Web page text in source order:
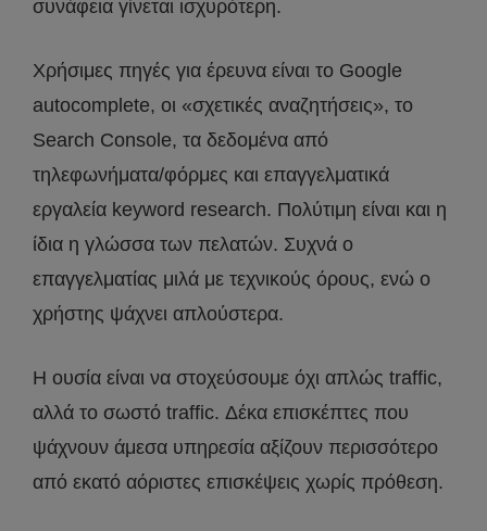
συνάφεια γίνεται ισχυρότερη.
Χρήσιμες πηγές για έρευνα είναι το Google
autocomplete, οι «σχετικές αναζητήσεις», το
Search Console, τα δεδομένα από
τηλεφωνήματα/φόρμες και επαγγελματικά
εργαλεία keyword research. Πολύτιμη είναι και η
ίδια η γλώσσα των πελατών. Συχνά ο
επαγγελματίας μιλά με τεχνικούς όρους, ενώ ο
χρήστης ψάχνει απλούστερα.
Η ουσία είναι να στοχεύσουμε όχι απλώς traffic,
αλλά το σωστό traffic. Δέκα επισκέπτες που
ψάχνουν άμεσα υπηρεσία αξίζουν περισσότερο
από εκατό αόριστες επισκέψεις χωρίς πρόθεση.